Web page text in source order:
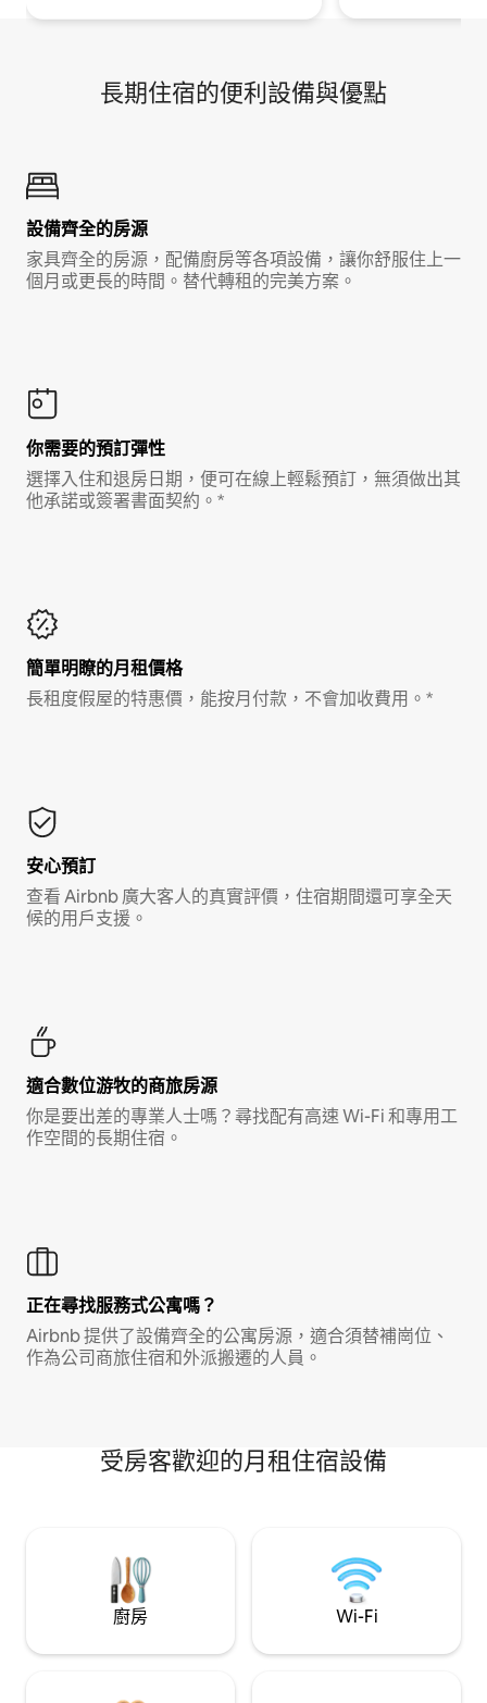
長期住宿的便利設備與優點
設備齊全的房源
家具齊全的房源，配備廚房等各項設備，讓你舒服住上一
個月或更長的時間。替代轉租的完美方案。
你需要的預訂彈性
選擇入住和退房日期，便可在線上輕鬆預訂，無須做出其
他承諾或簽署書面契約。*
簡單明瞭的月租價格
長租度假屋的特惠價，能按月付款，不會加收費用。*
安心預訂
查看 Airbnb 廣大客人的真實評價，住宿期間還可享全天
候的用戶支援。
適合數位游牧的商旅房源
你是要出差的專業人士嗎？尋找配有高速 Wi-Fi 和專用工
作空間的長期住宿。
正在尋找服務式公寓嗎？
Airbnb 提供了設備齊全的公寓房源，適合須替補崗位、
作為公司商旅住宿和外派搬遷的人員。
受房客歡迎的月租住宿設備
廚房 Wi-Fi